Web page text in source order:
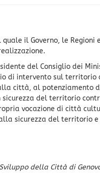
il Governo, le
del Consiglio dei
di intervento sul territorio
città, al potenziamento
del territorio
vocazione di città
sicurezza del territorio
della Città di